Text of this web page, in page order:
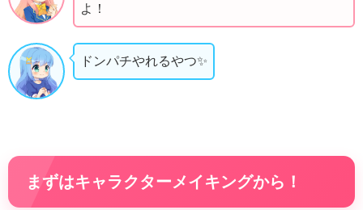
よ！
ドンパチやれるやつ✨
まずはキャラクターメイキングから！